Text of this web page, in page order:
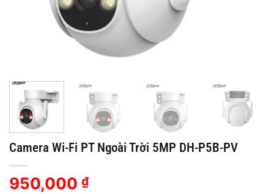
Camera Wi-Fi PT Ngoài Trời 5MP DH-P5B-PV
950,000 ₫